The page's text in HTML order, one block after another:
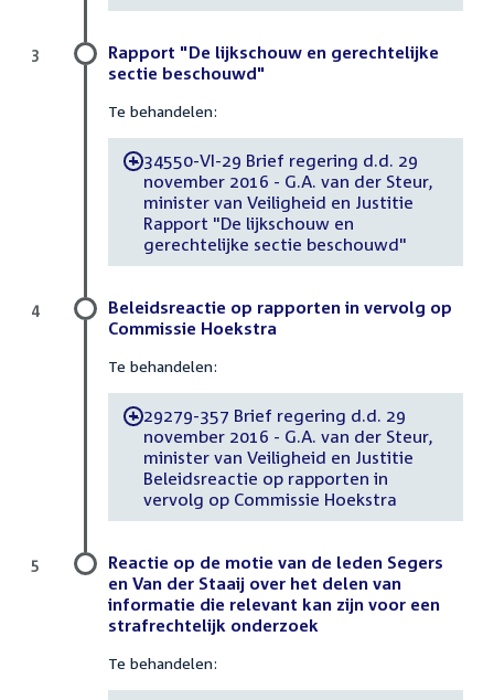
Rapport "De lijkschouw en gerechtelijke
sectie beschouwd"
Te behandelen:
-34550-VI-29 Brief regering d.d. 29
november 2016 - G.A. van der Steur,
minister van Veiligheid en Justitie
Rapport "De lijkschouw en
gerechtelijke sectie beschouwd"
3
Beleidsreactie op rapporten in vervolg op
Commissie Hoekstra
Te behandelen:
-29279-357 Brief regering d.d. 29
november 2016 - G.A. van der Steur,
minister van Veiligheid en Justitie
Beleidsreactie op rapporten in
vervolg op Commissie Hoekstra
4
Reactie op de motie van de leden Segers
en Van der Staaij over het delen van
informatie die relevant kan zijn voor een
strafrechtelijk onderzoek
Te behandelen:
5